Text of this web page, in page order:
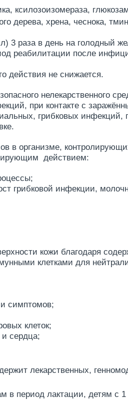
ксилозоизомераза,
дерева, хрена, чеснока,
3 раза в день на голодный
реабилитации после
действия не снижается.
нелекарственного
при контакте с
грибковых инфекций,
в организме,
действием:
грибковой инфекции,
кожи благодаря
клетками для
симптомов;
клеток;
и сердца;
лекарственных,
период лактации, детям с